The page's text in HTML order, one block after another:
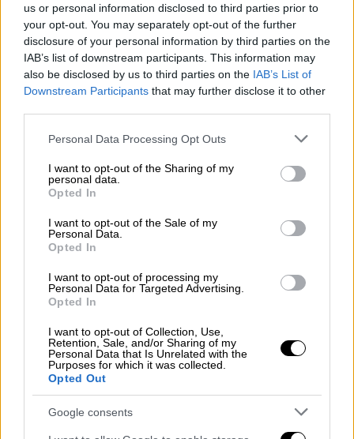
us or personal information disclosed to third parties prior to
your opt-out. You may separately opt-out of the further
disclosure of your personal information by third parties on the
IAB’s list of downstream participants. This information may
also be disclosed by us to third parties on the IAB’s List of
Downstream Participants that may further disclose it to other
Please note that this website/app uses one or more Google
not limited to your visit or usage behaviour. You may click to
grant or deny consent to Google and its third-party tags to
use your data for below specified purposes in below Google
consent section.
Personal Data Processing Opt Outs
I want to opt-out of the Sharing of my
personal data.
Opted In
I want to opt-out of the Sale of my
Personal Data.
Opted In
I want to opt-out of processing my
Personal Data for Targeted Advertising.
Opted In
I want to opt-out of Collection, Use,
Retention, Sale, and/or Sharing of my
Personal Data that Is Unrelated with the
Purposes for which it was collected.
Opted Out
Google consents
Η 51χρονησχεδιάστρια κοσμημάτωνδιέμενε
σε ξενοδοχείο στο δημοφιλές ισπανικό νησί
τουλάχιστον από τις 11 Μαΐου, σύμφωνα με
τη σελίδα της στοInstagram. Συνελήφθη την
Τετάρτη μαζί με έναν άνδρα.Είχε προηγηθεί
ένας διαπληκτισμός σε ένα εστιατόριο, στην
πρωτεύουσα του νησιού, ανέφερε η
μάρτυρες.
έγινε επιθετικός απέναντι στους
σερβιτόρους και το ζεύγος εκδιώχθηκε από
το εστιατόριο. Καθώς εκείνος συνέχιζε να
εκτοξεύει ύβρεις από τον δρόμο, κλήθηκε η
αστυνομία. Όταν έφτασαν οι αστυνομικοί, ο
άνδρας αντιστάθηκε ενώ η Τζάγκερ τους
επιτέθηκε, με γρατζουνιές καιγροθιές. Θα
οδηγηθεί ενώπιον δικαστηρίου αύριο
Παρασκευή, σύμφωνα πάντα με τηνισπανική
εφημερίδα.